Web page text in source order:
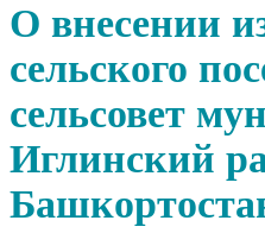
О внесении
сельского
сельсовет
Иглинский